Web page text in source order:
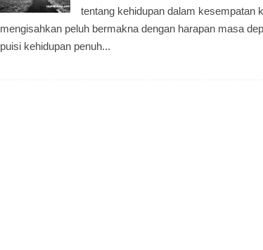
tentang kehidupan dalam kesempatan
mengisahkan peluh bermakna dengan harapan masa
puisi kehidupan penuh...